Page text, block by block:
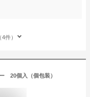
件）
20個入（個包装）